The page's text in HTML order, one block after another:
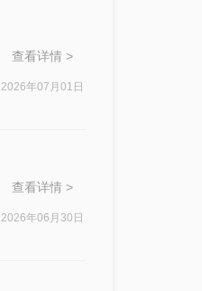
查看详情 >
2026年07月01日
查看详情 >
2026年06月30日